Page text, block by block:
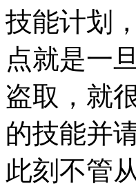
技能计划
点就是一
盗取，就
的技能并
此刻不管